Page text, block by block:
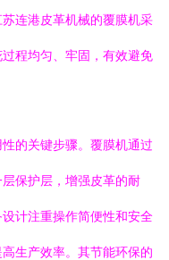
连港皮革机械的覆膜机采
程均匀、牢固，有效避免
的关键步骤。覆膜机通过
保护层，增强皮革的耐
计注重操作简便性和安全
生产效率。其节能环保的